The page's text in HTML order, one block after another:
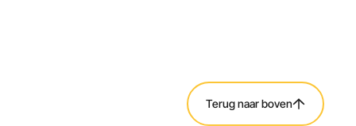
Terug naar boven